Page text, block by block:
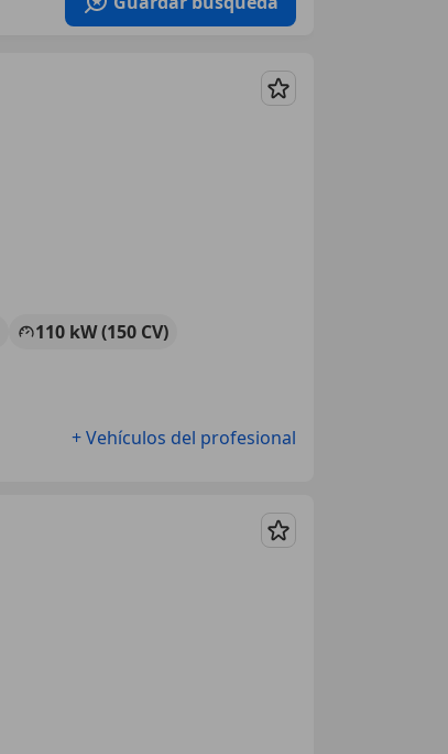
Guardar
110 kW (150 CV)
+ Vehículos del profesional
Guardar